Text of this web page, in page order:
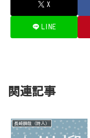
X
LINE
関連記事
長崎瞬哉（詩人）